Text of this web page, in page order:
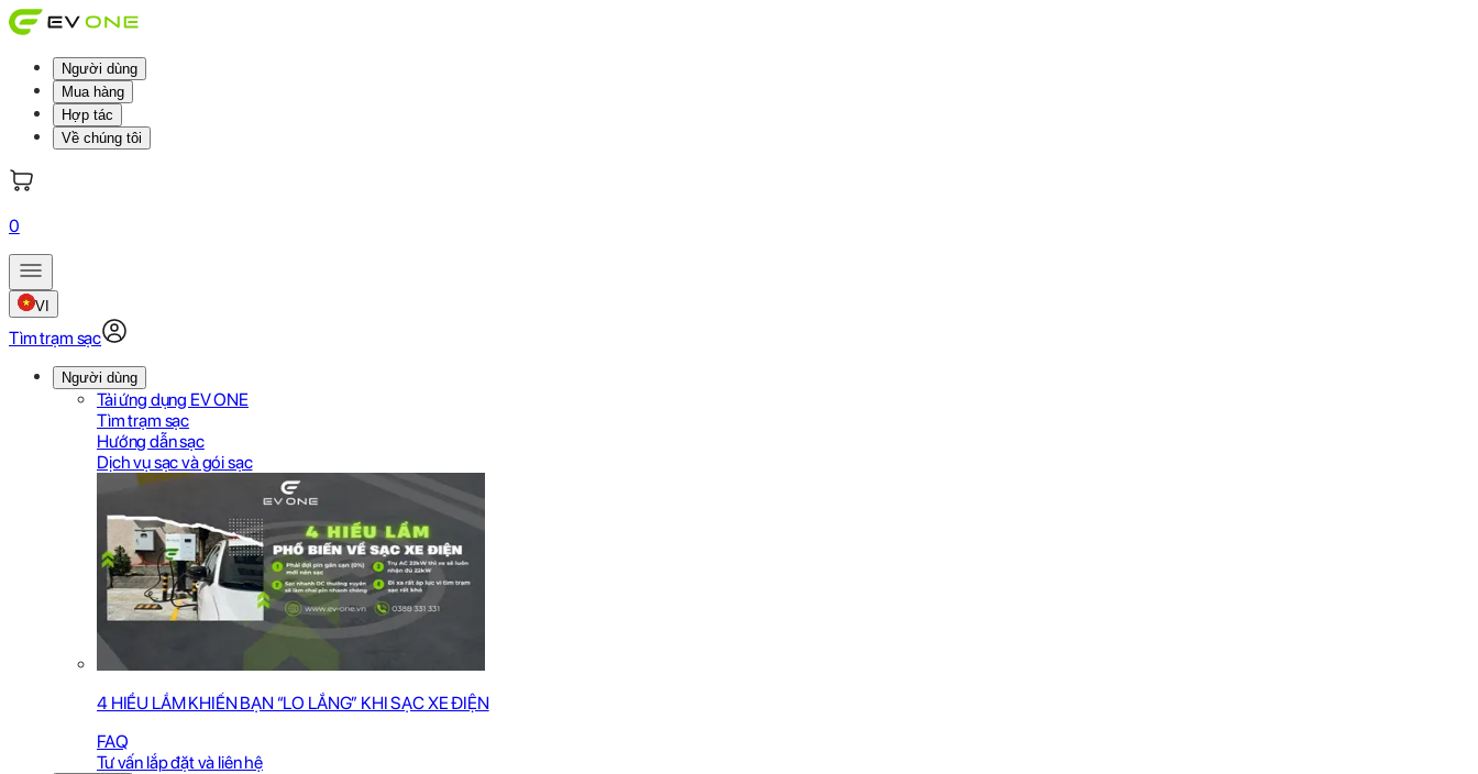
Người dùng
Mua hàng
Hợp tác
Về chúng tôi
0
VI
Tìm trạm sạc
Người dùng
Tải ứng dụng EV ONE
Tìm trạm sạc
Hướng dẫn sạc
Dịch vụ sạc và gói sạc
4 HIỂU LẦM KHIẾN BẠN “LO LẮNG” KHI SẠC XE ĐIỆN
FAQ
Tư vấn lắp đặt và liên hệ